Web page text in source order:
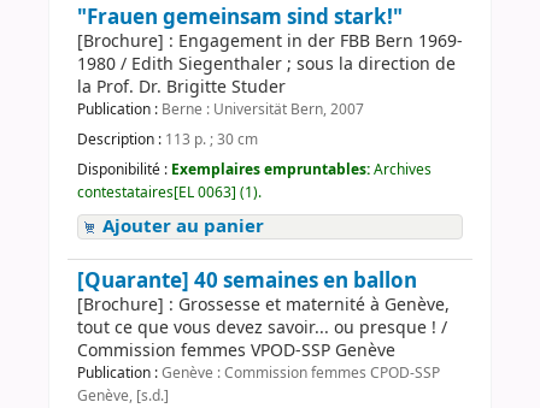
"Frauen gemeinsam sind stark!"
[Brochure] : Engagement in der FBB Bern 1969-
1980 / Edith Siegenthaler ; sous la direction de
la Prof. Dr. Brigitte Studer
Publication : Berne : Universität Bern, 2007
Description : 113 p. ; 30 cm
Disponibilité : Exemplaires empruntables:Archives
contestataires[EL 0063] (1).
Ajouter au panier
[Quarante] 40 semaines en ballon
[Brochure] : Grossesse et maternité à Genève,
tout ce que vous devez savoir... ou presque ! /
Commission femmes VPOD-SSP Genève
Publication :Genève : Commission femmes CPOD-SSP
Genève, [s.d.]